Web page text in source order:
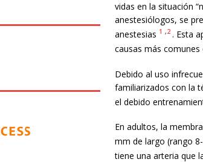
vidas en la situación
anestesiólogos, se
anestesias 1 ,2 . Esta
causas más
Debido al uso
familiarizados con la
el debido
En adultos, la
mm de largo (rango
tiene una arteria que